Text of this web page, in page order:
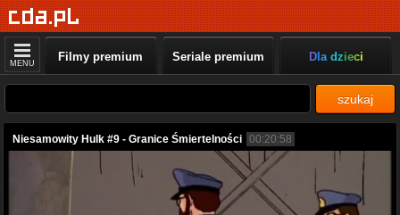
MENU Filmy premium Seriale premium Dla dzieci
szukaj
Niesamowity Hulk #9 - Granice Śmiertelności 00:20:58